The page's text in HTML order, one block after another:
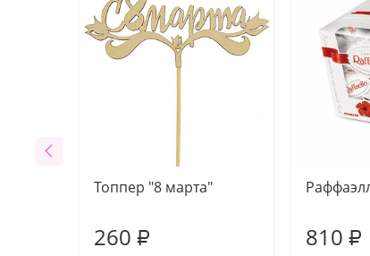
Топпер "8 марта"
260 ₽ 810 ₽